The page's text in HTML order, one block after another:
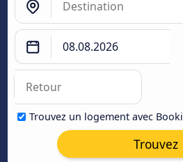
Trouvez un logement avec
Trouvez